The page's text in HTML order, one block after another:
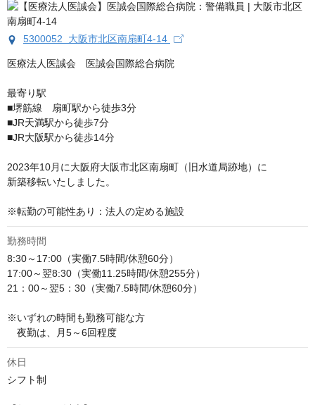
5300052 大阪市北区南扇町4-14
医療法人医誠会　医誠会国際総合病院
最寄り駅
■堺筋線　扇町駅から徒歩3分
■JR天満駅から徒歩7分
■JR大阪駅から徒歩14分
2023年10月に大阪府大阪市北区南扇町（旧水道局跡地）に
新築移転いたしました。
※転勤の可能性あり：法人の定める施設
勤務時間
8:30～17:00（実働7.5時間/休憩60分）
17:00～翌8:30（実働11.25時間/休憩255分）
21：00～翌5：30（実働7.5時間/休憩60分）
※いずれの時間も勤務可能な方
夜勤は、月5～6回程度
休日
シフト制